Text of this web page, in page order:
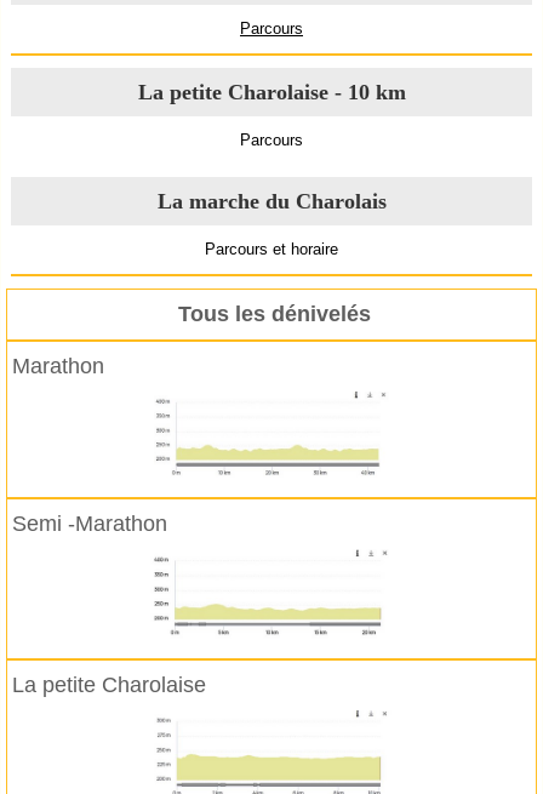
Parcours
La petite Charolaise - 10 km
Parcours
La marche du Charolais
Parcours et horaire
Tous les dénivelés
Marathon
Semi -Marathon
La petite Charolaise